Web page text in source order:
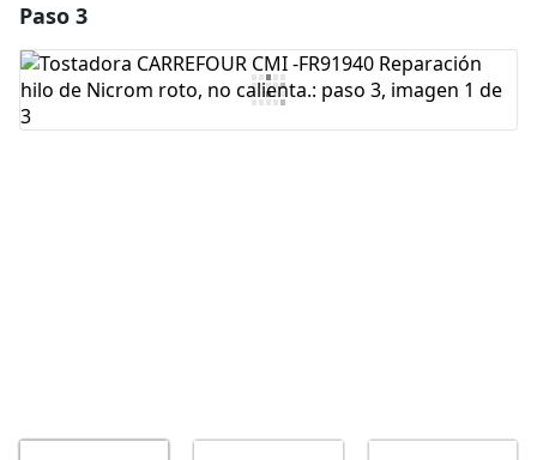
Agregar Comentario
Paso 3